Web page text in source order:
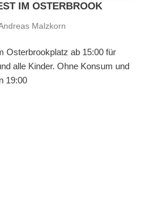
IM OSTERBROOK
Malzkorn
Osterbrookplatz ab 15:00 für
alle Kinder. Ohne Konsum und
19:00